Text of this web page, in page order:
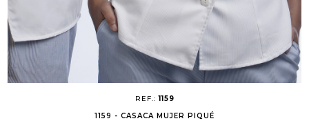
REF.:1159
1159 - CASACA MUJER PIQUÉ